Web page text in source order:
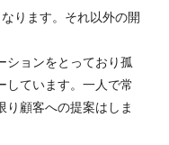
ります。それ以外の開
ションをとっており孤
しています。一人で常
り顧客への提案はしま